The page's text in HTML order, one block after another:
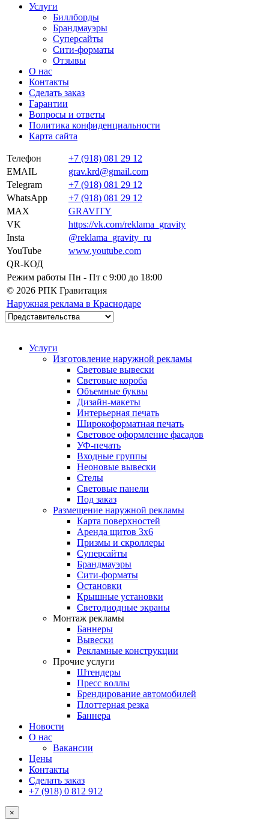
Услуги
Биллборды
Брандмауэры
Суперсайты
Сити-форматы
Отзывы
О нас
Контакты
Сделать заказ
Гарантии
Вопросы и ответы
Политика конфиденциальности
Карта сайта
Телефон
+7 (918) 081 29 12
EMAIL
grav.krd@gmail.com
Telegram
+7 (918) 081 29 12
WhatsApp
+7 (918) 081 29 12
MAX
GRAVITY
VK
https://vk.com/reklama_gravity
Insta
@reklama_gravity_ru
YouTube
www.youtube.com
QR-КОД
Режим работы Пн - Пт c 9:00 до 18:00
© 2026 РПК Гравитация
Наружная реклама в Краснодаре
Услуги
Изготовление наружной рекламы
Световые вывески
Световые короба
Объемные буквы
Дизайн-макеты
Интерьерная печать
Широкоформатная печать
Световое оформление фасадов
УФ-печать
Входные группы
Неоновые вывески
Стелы
Световые панели
Под заказ
Размещение наружной рекламы
Карта поверхностей
Аренда щитов 3х6
Призмы и скроллеры
Суперсайты
Брандмауэры
Сити-форматы
Остановки
Крышные установки
Светодиодные экраны
Монтаж рекламы
Баннеры
Вывески
Рекламные конструкции
Прочие услуги
Штендеры
Пресс воллы
Брендирование автомобилей
Плоттерная резка
Баннера
Новости
О нас
Вакансии
Цены
Контакты
Сделать заказ
+7 (918) 0 812 912
×